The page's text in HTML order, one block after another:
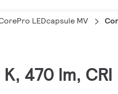
LEDcapsule MV
470 lm, CRI